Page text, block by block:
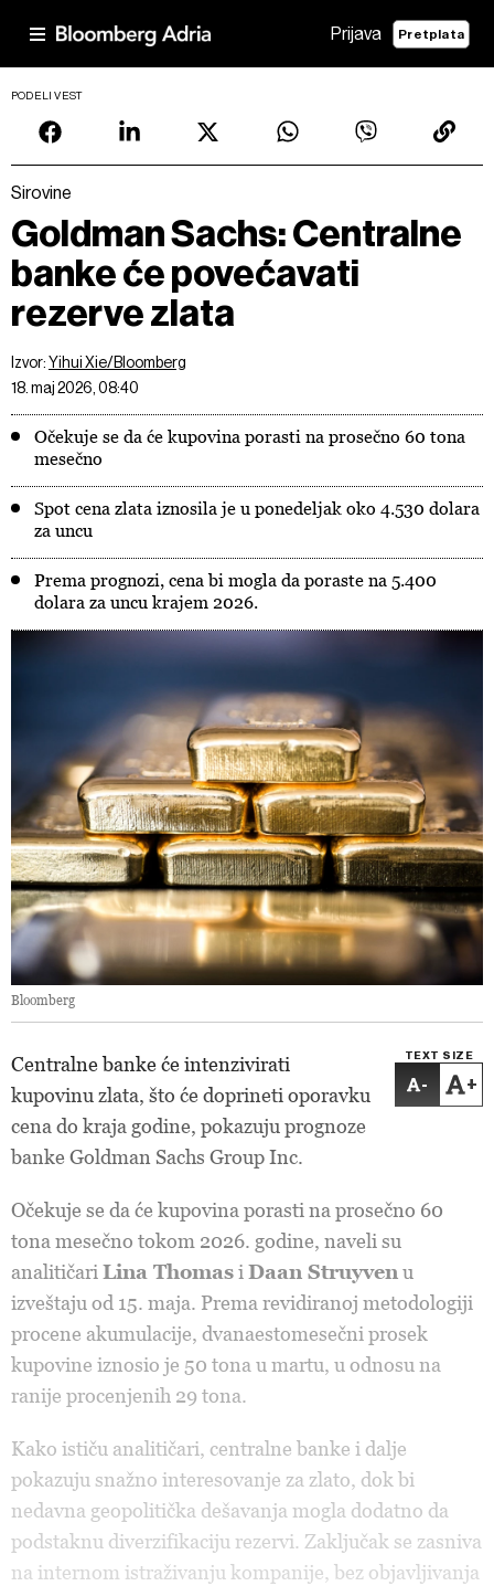
Prijava Pretplata
PODELI VEST
Sirovine
Goldman Sachs: Centralne
banke će povećavati
rezerve zlata
Izvor:Yihui Xie/Bloomberg
18. maj 2026, 08:40
Očekuje se da će kupovina porasti na prosečno 60 tona
mesečno
Spot cena zlata iznosila je u ponedeljak oko 4.530 dolara
za uncu
Prema prognozi, cena bi mogla da poraste na 5.400
dolara za uncu krajem 2026.
Bloomberg
TEXT SIZE
- +
Centralne banke će intenzivirati
kupovinu zlata, što će doprineti oporavku
cena do kraja godine, pokazuju prognoze
banke Goldman Sachs Group Inc.
Očekuje se da će kupovina porasti na prosečno 60
tona mesečno tokom 2026. godine, naveli su
analitičari Lina Thomasi Daan Struyven u
izveštaju od 15. maja. Prema revidiranoj metodologiji
procene akumulacije, dvanaestomesečni prosek
kupovine iznosio je 50 tona u martu, u odnosu na
ranije procenjenih 29 tona.
Kako ističu analitičari, centralne banke i dalje
pokazuju snažno interesovanje za zlato, dok bi
nedavna geopolitička dešavanja mogla dodatno da
podstaknu diverzifikaciju rezervi. Zaključak se zasniva
na internom istraživanju kompanije, bez objavljivanja